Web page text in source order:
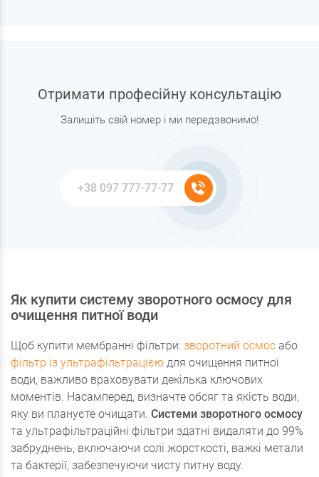
Отримати професійну консультацію
Залишіть свій номер і ми передзвонимо!
Як купити систему зворотного осмосу для
очищення питної води
Щоб купити мембранні фільтри: зворотний осмос або
фільтр із ультрафільтрацією для очищення питної
води, важливо враховувати декілька ключових
моментів. Насамперед, визначте обсяг та якість води,
яку ви плануєте очищати. Системи зворотного осмосу
та ультрафільтраційні фільтри здатні видаляти до 99%
забруднень, включаючи солі жорсткості, важкі метали
та бактерії, забезпечуючи чисту питну воду.